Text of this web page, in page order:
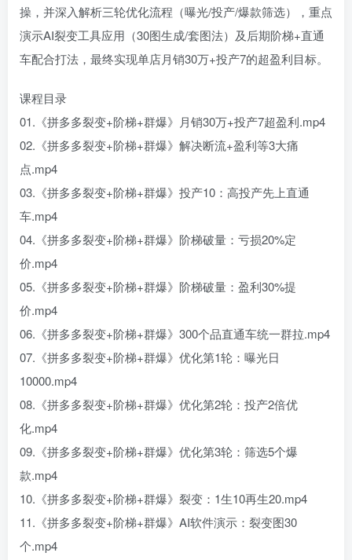
操，并深入解析三轮优化流程（曝光/投产/爆款筛选），重点
演示AI裂变工具应用（30图生成/套图法）及后期阶梯+直通
车配合打法，最终实现单店月销30万+投产7的超盈利目标。
课程目录
01.《拼多多裂变+阶梯+群爆》月销30万+投产7超盈利.mp4
02.《拼多多裂变+阶梯+群爆》解决断流+盈利等3大痛
点.mp4
03.《拼多多裂变+阶梯+群爆》投产10：高投产先上直通
车.mp4
04.《拼多多裂变+阶梯+群爆》阶梯破量：亏损20%定
价.mp4
05.《拼多多裂变+阶梯+群爆》阶梯破量：盈利30%提
价.mp4
06.《拼多多裂变+阶梯+群爆》300个品直通车统一群拉.mp4
07.《拼多多裂变+阶梯+群爆》优化第1轮：曝光日
10000.mp4
08.《拼多多裂变+阶梯+群爆》优化第2轮：投产2倍优
化.mp4
09.《拼多多裂变+阶梯+群爆》优化第3轮：筛选5个爆
款.mp4
10.《拼多多裂变+阶梯+群爆》裂变：1生10再生20.mp4
11.《拼多多裂变+阶梯+群爆》AI软件演示：裂变图30
个.mp4